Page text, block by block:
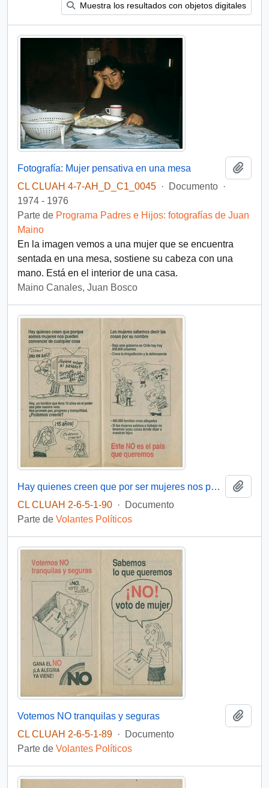
Muestra los resultados con objetos digitales
Fotografía: Mujer pensativa en una mesa
CL CLUAH 4-7-AH_D_C1_0045 · Documento ·
1974 - 1976
Parte de Programa Padres e Hijos: fotografías de Juan
Maino
En la imagen vemos a una mujer que se encuentra
sentada en una mesa, sostiene su cabeza con una
mano. Está en el interior de una casa.
Maino Canales, Juan Bosco
Hay quienes creen que por ser mujeres nos pueden convencer de cualquier cosa
CL CLUAH 2-6-5-1-90 ·
Documento
Parte de Volantes Políticos
Votemos NO tranquilas y seguras
CL CLUAH 2-6-5-1-89 ·
Documento
Parte de Volantes Políticos